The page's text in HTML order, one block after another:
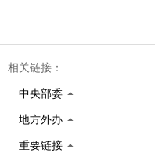
相关链接：
中央部委
地方外办
重要链接